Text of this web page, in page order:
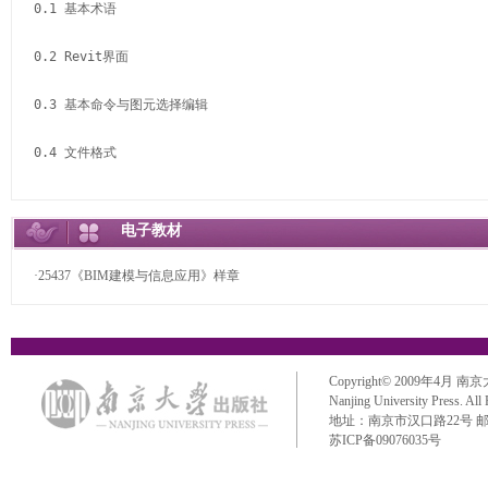
0.1 基本术语
0.2 Revit界面
0.3 基本命令与图元选择编辑
0.4 文件格式
项目任务1 创建标高和轴网
1.3 创建标高
电子教材
·25437《BIM建模与信息应用》样章
Copyright© 2009年4月 南京
Nanjing University Press. All
地址：南京市汉口路22号
苏ICP备09076035号